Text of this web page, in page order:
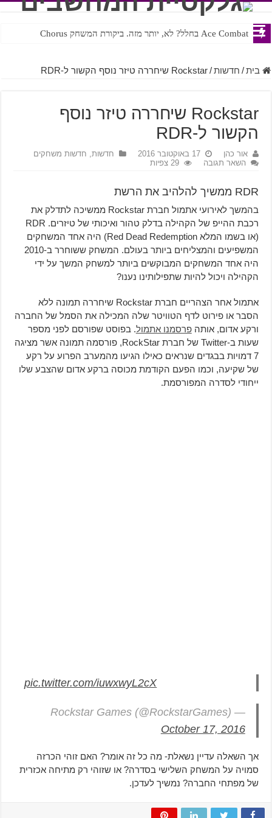
Ace Combat בחלל? לא, יותר מזה. ביקורת המשחק Chorus
Steven Universe והשירים שתורגמו בצורה נוראית לעברית
בית / חדשות / Rockstar שיחררה טיזר נוסף הקשור ל-RDR
Rockstar שיחררה טיזר נוסף
הקשור ל-RDR
אור כהן 17 באוקטובר 2016 חדשות, חדשות משחקים
השאר תגובה
29 צפיות
RDR ממשיך להלהיב את הרשת
בהמשך לאירועי אתמול חברת Rockstar ממשיכה לתדלק את
רכבת ההייפ של הקהילה בדלק טהור ואיכותי של טיזרים. RDR
(או בשמו המלא Red Dead Redemption) היה אחד המשחקים
המשפיעים והמצליחים ביותר בעולם. המשחק ששוחרר ב-2010
היה אחד המשחקים המבוקשים ביותר למשחק המשך על ידי
הקהילה ויכול להיות שתפילותינו נענו?
אתמול אחר הצהריים חברת Rockstar שיחררה תמונה ללא
הסבר או פירוט לדף הטוויטר שלה המכילה את הסמל של החברה
ורקע אדום, אותה פרסמנו אתמול. בפוסט שפורסם לפני מספר
שעות ב-Twitter של חברת RockStar, פורסמה תמונה אשר מציגה
7 דמויות בבגדים שנראים כאילו הגיעו מהמערב הפרוע על רקע
של שקיעה, וכמו הפעם הקודמת מכוסה ברקע אדום שהצבע שלו
ייחודי לסדרה המפורסמת.
pic.twitter.com/iuwxwyL2cX
— Rockstar Games (@RockstarGames)
October 17, 2016
אך השאלה עדיין נשאלת- מה כל זה אומר? האם זוהי הכרזה
סמויה על המשחק השלישי בסדרה? או שזוהי רק מתיחה אכזרית
של מפתחי החברה? נמשיך לעדכן.